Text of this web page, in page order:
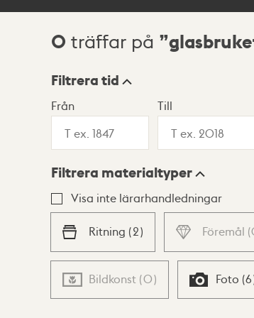
Sökresultat
0 träffar på
Visningsläge
Lista Karta
Filtrera tid
Från Till
Filtrera materialtyper
Visa inte lärarhandledningar
Ritning (2) Föremål (
Bildkonst (0) Foto (6